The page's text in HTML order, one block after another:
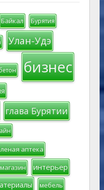
Байкал Бурятия
Улан-Удэ
бизнес
глава Бурятии
аптека
интерьер
мебель